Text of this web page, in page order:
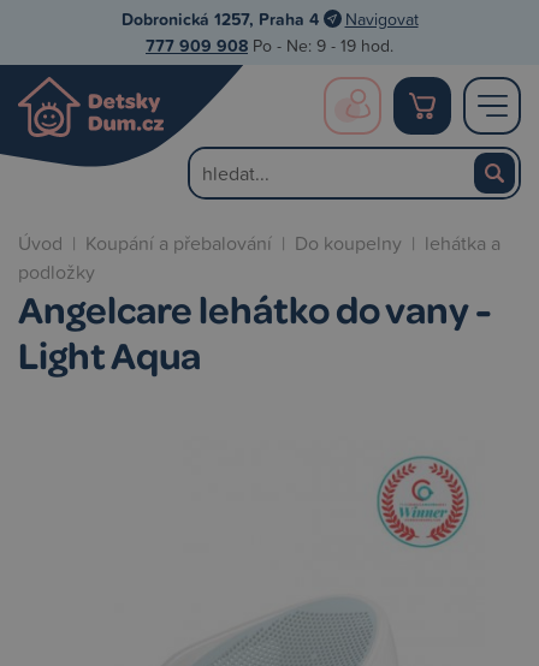
Dobronická 1257, Praha 4 Navigovat
777 909 908 Po - Ne: 9 - 19 hod.
Úvod | Koupání a přebalování | Do koupelny | lehátka a
podložky
Angelcare lehátko do vany -
Light Aqua